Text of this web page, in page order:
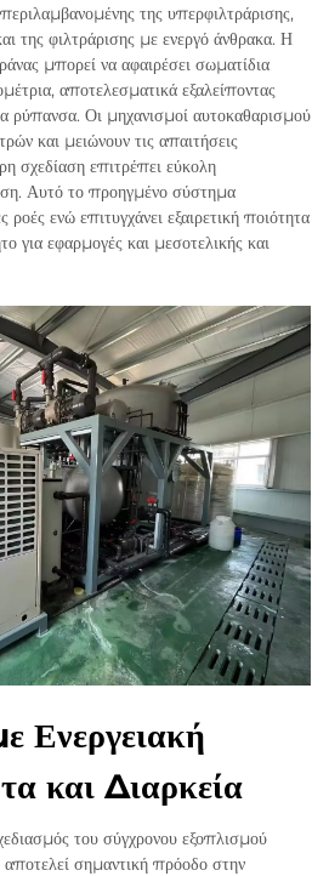
της υπερφιλτράρισης,
της φιλτράρισης με ενεργό άνθρακα. Η
μπορεί να αφαιρέσει σωματίδια
αποτελεσματικά εξαλείποντας
ρύπανσα. Οι μηχανισμοί αυτοκαθαρισμού
και μειώνουν τις απαιτήσεις
σχεδίαση επιτρέπει εύκολη
Αυτό το προηγμένο σύστημα
ροές ενώ επιτυγχάνει εξαιρετική ποιότητα
για εφαρμογές και μεσοτελικής και
Ενεργειακή
και Διαρκεία
του σύγχρονου εξοπλισμού
σημαντική πρόοδο στην